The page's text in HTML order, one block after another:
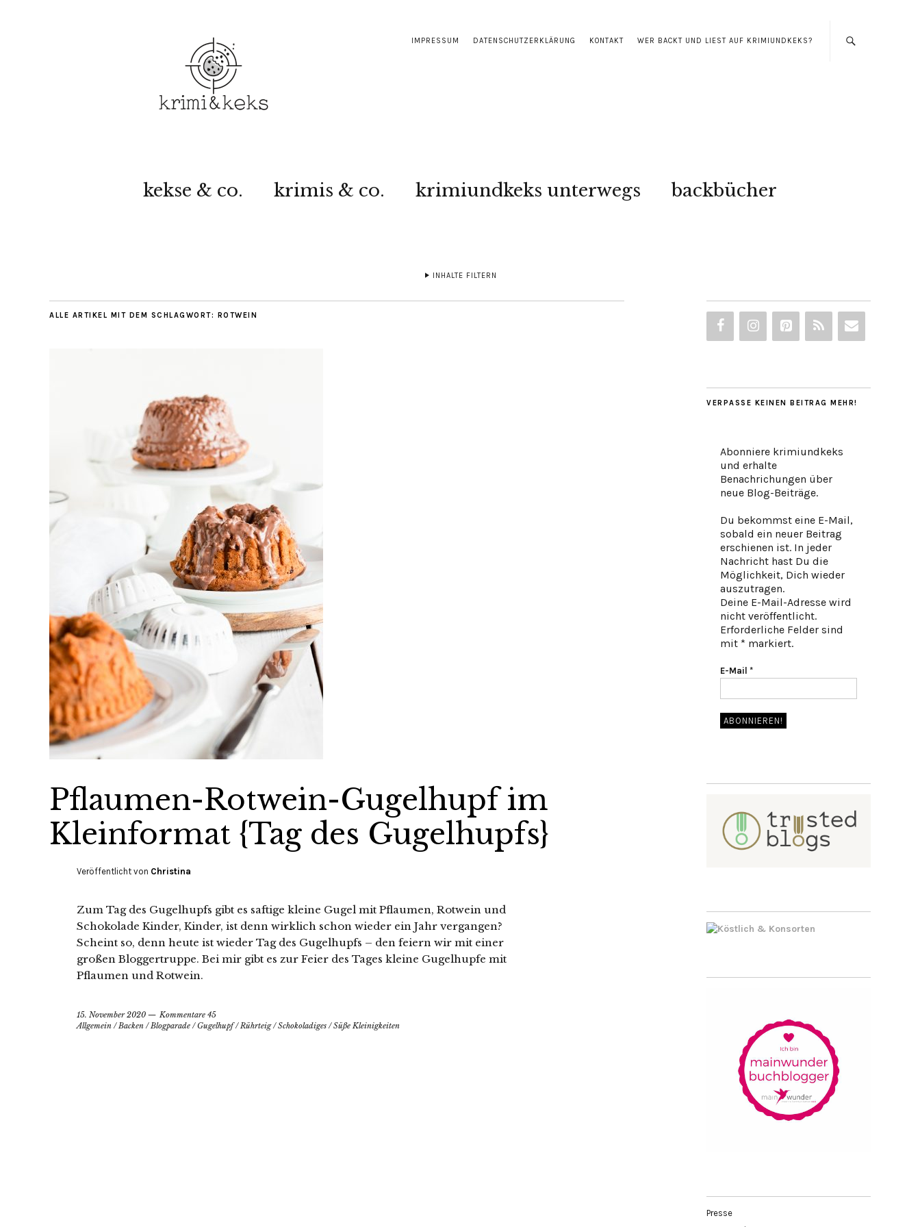
IMPRESSUM DATENSCHUTZERKLÄRUNG KONTAKT WER BACKT UND LIEST AUF KRIMIUNDKEKS?
kekse & co. krimis & co. krimiundkeks unterwegs backbücher
INHALTE FILTERN
ALLE ARTIKEL MIT DEM SCHLAGWORT: ROTWEIN
Pflaumen-Rotwein-Gugelhupf im
Kleinformat {Tag des Gugelhupfs}
Veröffentlicht von Christina
Zum Tag des Gugelhupfs gibt es saftige kleine Gugel mit Pflaumen, Rotwein und
Schokolade Kinder, Kinder, ist denn wirklich schon wieder ein Jahr vergangen?
Scheint so, denn heute ist wieder Tag des Gugelhupfs – den feiern wir mit einer
großen Bloggertruppe. Bei mir gibt es zur Feier des Tages kleine Gugelhupfe mit
Pflaumen und Rotwein.
15. November 2020
Kommentare 45
Allgemein /Backen /Blogparade /Gugelhupf/Rührteig/Schokoladiges /Süße Kleinigkeiten
VERPASSE KEINEN BEITRAG MEHR!
Abonniere krimiundkeks
und erhalte
Benachrichungen über
neue Blog-Beiträge.
Du bekommst eine E-Mail,
sobald ein neuer Beitrag
erschienen ist. In jeder
Nachricht hast Du die
Möglichkeit, Dich wieder
auszutragen.
Deine E-Mail-Adresse wird
nicht veröffentlicht.
Erforderliche Felder sind
mit * markiert.
E-Mail *
Presse